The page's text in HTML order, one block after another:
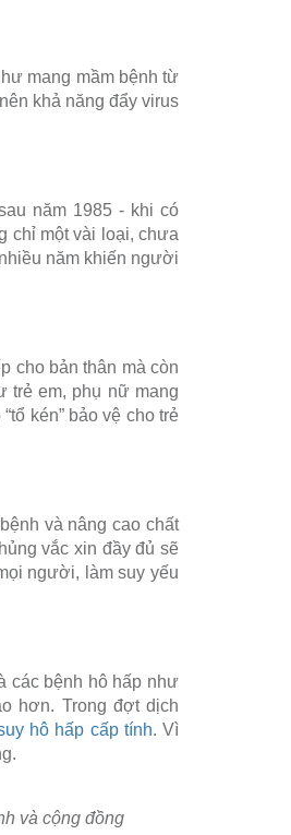
mang mầm bệnh từ
khả năng đẩy virus
năm 1985 - khi có
chỉ một vài loại, chưa
năm khiến người
cho bản thân mà còn
trẻ em, phụ nữ mang
kén” bảo vệ cho trẻ
và nâng cao chất
vắc xin đầy đủ sẽ
người, làm suy yếu
các bệnh hô hấp như
hơn. Trong đợt dịch
hô hấp cấp tính. Vì
và cộng đồng